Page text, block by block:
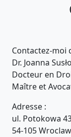
Contactez-moi
Dr. Joanna Susło
Docteur en
Maître et
Adresse :
ul. Potokowa
54-105